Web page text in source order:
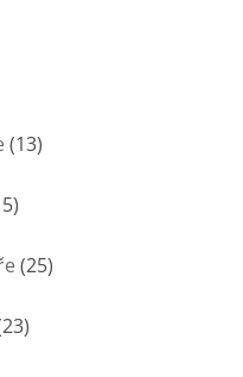
(13)
(25)